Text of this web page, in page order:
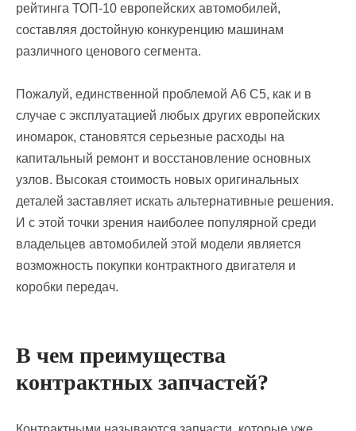
рейтинга ТОП-10 европейских автомобилей,
составляя достойную конкуренцию машинам
различного ценового сегмента.
Пожалуй, единственной проблемой А6 С5, как и в
случае с эксплуатацией любых других европейских
иномарок, становятся серьезные расходы на
капитальный ремонт и восстановление основных
узлов. Высокая стоимость новых оригинальных
деталей заставляет искать альтернативные решения.
И с этой точки зрения наиболее популярной среди
владельцев автомобилей этой модели является
возможность покупки контрактного двигателя и
коробки передач.
В чем преимущества
контрактных запчастей?